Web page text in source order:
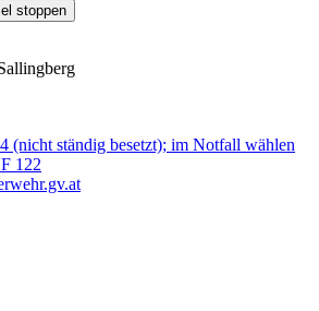
stoppen
(nicht ständig besetzt); im Notfall wählen
122